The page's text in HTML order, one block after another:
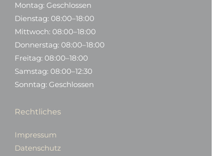
new
window
new
window
Montag: Geschlossen
Dienstag: 08:00–18:00
Mittwoch: 08:00–18:00
Donnerstag: 08:00–18:00
Freitag: 08:00–18:00
Samstag: 08:00–12:30
Sonntag: Geschlossen
Rechtliches
Impressum
Datenschutz